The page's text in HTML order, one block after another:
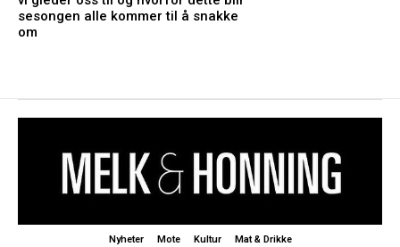
sesongen alle kommer til å snakke
om
Nyheter Mote Kultur Mat & Drikke